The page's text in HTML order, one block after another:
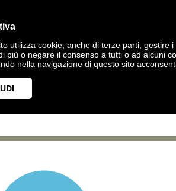
utilizza cookie, anche di terze parti, gestire
più o negare il consenso a tutti o ad alcuni
nella navigazione di questo sito